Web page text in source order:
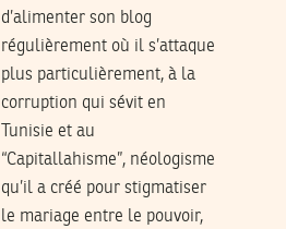
d’alimenter son blog
régulièrement où il s’attaque
plus particulièrement, à la
corruption qui sévit en
Tunisie et au
“Capitallahisme”, néologisme
qu’il a créé pour stigmatiser
le mariage entre le pouvoir,